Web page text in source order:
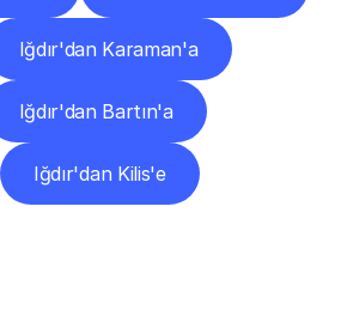
Iğdır'dan Karaman'a
Iğdır'dan Bartın'a
Iğdır'dan Kilis'e